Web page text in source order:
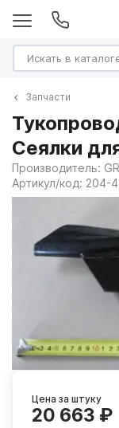
Запчасти
Сеялки
Производитель:
Артикул/код: 204-
Цена за штуку
20 663 ₽